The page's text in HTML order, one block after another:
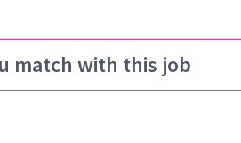
match with this job